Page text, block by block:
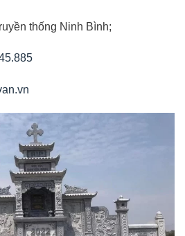
thống Ninh Bình;